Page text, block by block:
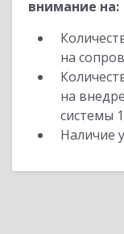
внимание на:
на
на
системы
Наличие